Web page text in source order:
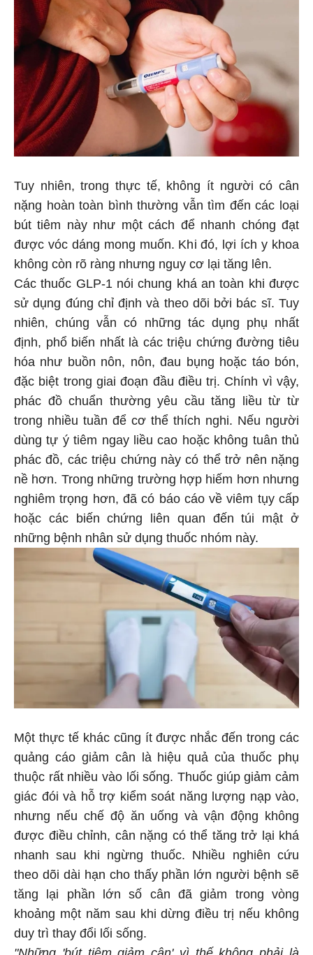
Tuy nhiên, trong thực tế, không ít người có cân
nặng hoàn toàn bình thường vẫn tìm đến các loại
bút tiêm này như một cách để nhanh chóng đạt
được vóc dáng mong muốn. Khi đó, lợi ích y khoa
không còn rõ ràng nhưng nguy cơ lại tăng lên.
Các thuốc GLP-1 nói chung khá an toàn khi được
sử dụng đúng chỉ định và theo dõi bởi bác sĩ. Tuy
nhiên, chúng vẫn có những tác dụng phụ nhất
định, phổ biến nhất là các triệu chứng đường tiêu
hóa như buồn nôn, nôn, đau bụng hoặc táo bón,
đặc biệt trong giai đoạn đầu điều trị. Chính vì vậy,
phác đồ chuẩn thường yêu cầu tăng liều từ từ
trong nhiều tuần để cơ thể thích nghi. Nếu người
dùng tự ý tiêm ngay liều cao hoặc không tuân thủ
phác đồ, các triệu chứng này có thể trở nên nặng
nề hơn. Trong những trường hợp hiếm hơn nhưng
nghiêm trọng hơn, đã có báo cáo về viêm tụy cấp
hoặc các biến chứng liên quan đến túi mật ở
những bệnh nhân sử dụng thuốc nhóm này.
Một thực tế khác cũng ít được nhắc đến trong các
quảng cáo giảm cân là hiệu quả của thuốc phụ
thuộc rất nhiều vào lối sống. Thuốc giúp giảm cảm
giác đói và hỗ trợ kiểm soát năng lượng nạp vào,
nhưng nếu chế độ ăn uống và vận động không
được điều chỉnh, cân nặng có thể tăng trở lại khá
nhanh sau khi ngừng thuốc. Nhiều nghiên cứu
theo dõi dài hạn cho thấy phần lớn người bệnh sẽ
tăng lại phần lớn số cân đã giảm trong vòng
khoảng một năm sau khi dừng điều trị nếu không
duy trì thay đổi lối sống.
"Những 'bút tiêm giảm cân' vì thế không phải là